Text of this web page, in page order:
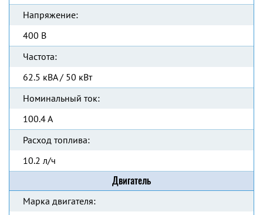
Напряжение:
400 В
Частота:
62.5 кВА / 50 кВт
Номинальный ток:
100.4 А
Расход топлива:
10.2 л/ч
Двигатель
Марка двигателя: